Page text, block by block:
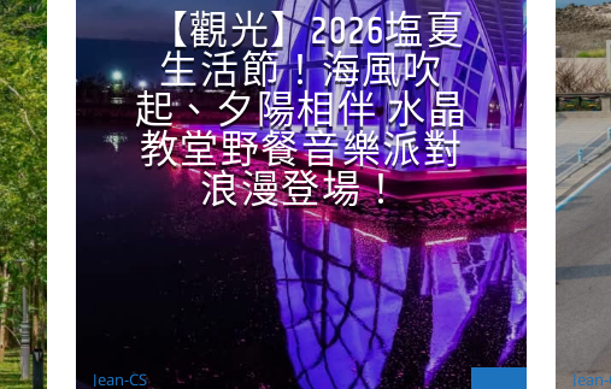
【觀光】2026塩夏
生活節！海風吹
起、夕陽相伴 水晶
教堂野餐音樂派對
浪漫登場！
Jean-CS Jean-